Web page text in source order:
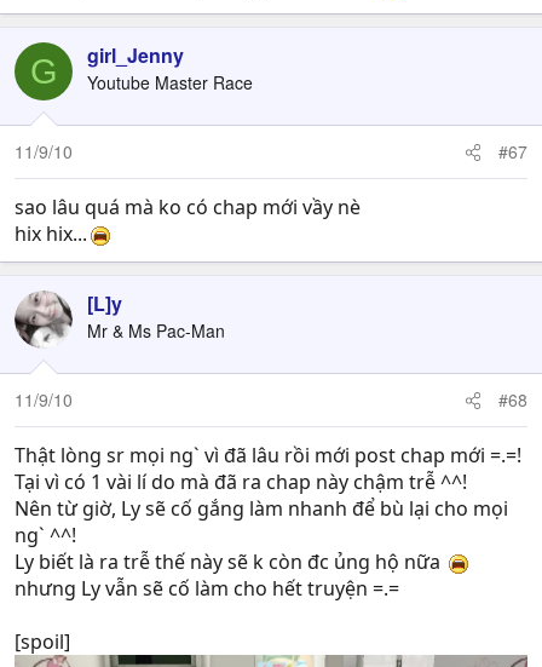
G girl_Jenny
Youtube Master Race
11/9/10 #67
sao lâu quá mà ko có chap mới vầy nè
hix hix...
[L]y
Mr & Ms Pac-Man
11/9/10 #68
Thật lòng sr mọi ng` vì đã lâu rồi mới post chap mới =.=!
Tại vì có 1 vài lí do mà đã ra chap này chậm trễ ^^!
Nên từ giờ, Ly sẽ cố gắng làm nhanh để bù lại cho mọi
ng` ^^!
Ly biết là ra trễ thế này sẽ k còn đc ủng hộ nữa
nhưng Ly vẫn sẽ cố làm cho hết truyện =.=
[spoil]